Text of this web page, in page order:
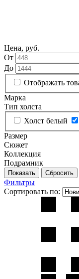
Цена, руб.
От
До
Отображать
Марка
Тип холста
Холст белый
Размер
Сюжет
Коллекция
Подрамник
Фильтры
Сортировать по: